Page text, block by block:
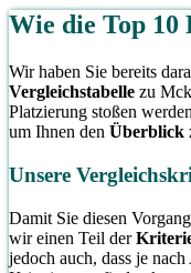
Wie die Top
Wir haben Sie bereits
Vergleichstabelle zu
Platzierung stoßen
um Ihnen den Überblick
Unsere
Damit Sie diesen
wir einen Teil der
jedoch auch, dass je